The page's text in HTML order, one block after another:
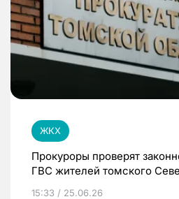
ЖКХ
Прокуроры проверят
ГВС жителей томского
15:33 / 25.06.26